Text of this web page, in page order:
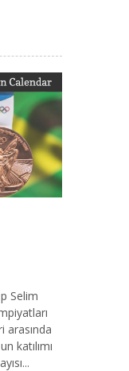
Selim
arasında
katılımı